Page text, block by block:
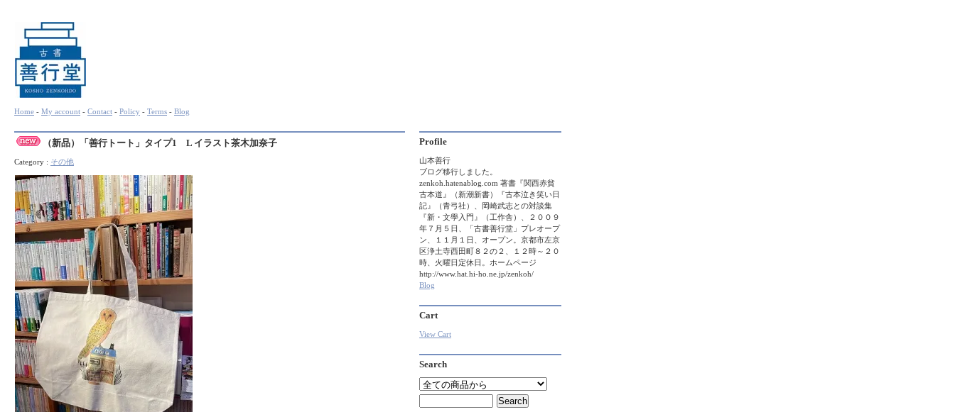
Home - My account - Contact - Policy - Terms - Blog
（新品）「善行トート」タイプ1 L イラスト茶木加奈子
Category : その他
Profile
山本善行
ブログ移行しました。
zenkoh.hatenablog.com 著書『関西赤貧
古本道』（新潮新書）『古本泣き笑い日
記』（青弓社）、岡崎武志との対談集
『新・文學入門』（工作舎）、２００９
年７月５日、「古書善行堂」プレオープ
ン、１１月１日、オープン。京都市左京
区浄土寺西田町８２の２、１２時～２０
時、火曜日定休日。ホームページ
http://www.hat.hi-ho.ne.jp/zenkoh/
Blog
Cart
View Cart
Search